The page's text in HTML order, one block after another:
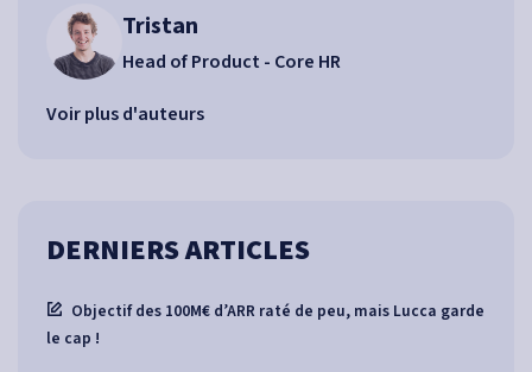
Tristan
Head of Product - Core HR
Voir plus d'auteurs
DERNIERS ARTICLES
Objectif des 100M€ d’ARR raté de peu, mais Lucca garde
le cap !